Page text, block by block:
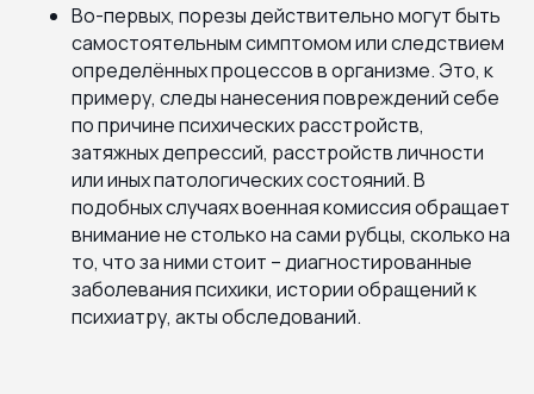
Во-первых, порезы действительно могут быть
самостоятельным симптомом или следствием
определённых процессов в организме. Это, к
примеру, следы нанесения повреждений себе
по причине психических расстройств,
затяжных депрессий, расстройств личности
или иных патологических состояний. В
подобных случаях военная комиссия обращает
внимание не столько на сами рубцы, сколько на
то, что за ними стоит – диагностированные
заболевания психики, истории обращений к
психиатру, акты обследований.